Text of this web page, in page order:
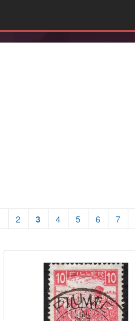
2 3 4 5 6 7